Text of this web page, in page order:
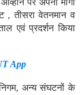
पर अपनी मांगो
तीसरा वेतनमान व
एवं प्रदर्शन किया
App
अन्य संघटनों के